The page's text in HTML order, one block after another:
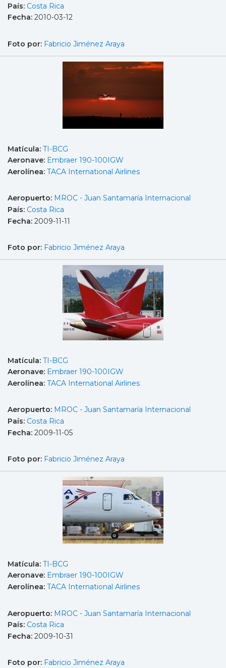
País: Costa Rica
Fecha: 2010-03-12
Foto por: Fabricio Jiménez Araya
Matícula: TI-BCG
Aeronave: Embraer 190-100IGW
Aerolínea: TACA International Airlines
Aeropuerto: MROC - Juan Santamaría Internacional
País: Costa Rica
Fecha: 2009-11-11
Foto por: Fabricio Jiménez Araya
Matícula: TI-BCG
Aeronave: Embraer 190-100IGW
Aerolínea: TACA International Airlines
Aeropuerto: MROC - Juan Santamaría Internacional
País: Costa Rica
Fecha: 2009-11-05
Foto por: Fabricio Jiménez Araya
Matícula: TI-BCG
Aeronave: Embraer 190-100IGW
Aerolínea: TACA International Airlines
Aeropuerto: MROC - Juan Santamaría Internacional
País: Costa Rica
Fecha: 2009-10-31
Foto por: Fabricio Jiménez Araya